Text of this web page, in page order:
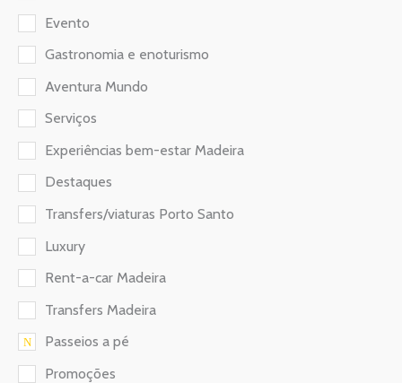
Evento
Gastronomia e enoturismo
Aventura Mundo
Serviços
Experiências bem-estar Madeira
Destaques
Transfers/viaturas Porto Santo
Luxury
Rent-a-car Madeira
Transfers Madeira
Passeios a pé
Promoções